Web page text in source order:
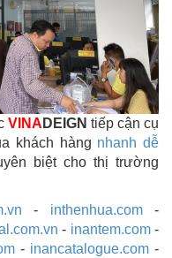
VINA DEIGN tiếp cận cụ
khách hàng nhanh dễ
biệt cho thị trường
- inthenhua.com-
- inantem.com-
- inancatalogue.com -